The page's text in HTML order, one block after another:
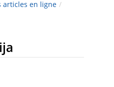
articles en ligne /